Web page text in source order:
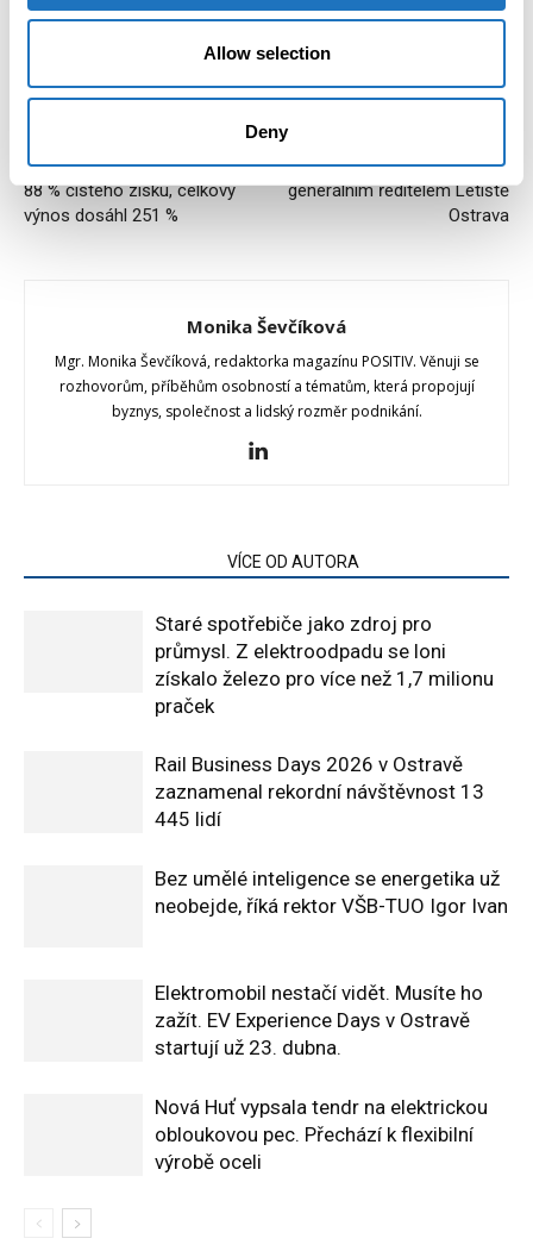
Allow selection
Deny
MONETA vyplatila akcionářům
88 % čistého zisku, celkový
výnos dosáhl 251 %
Martin Šturala novým
generálním ředitelem Letiště
Ostrava
Monika Ševčíková
Mgr. Monika Ševčíková, redaktorka magazínu POSITIV. Věnuji se
rozhovorům, příběhům osobností a tématům, která propojují
byznys, společnost a lidský rozměr podnikání.
VÍCE OD AUTORA
Staré spotřebiče jako zdroj pro
průmysl. Z elektroodpadu se loni
získalo železo pro více než 1,7 milionu
praček
Rail Business Days 2026 v Ostravě
zaznamenal rekordní návštěvnost 13
445 lidí
Bez umělé inteligence se energetika už
neobejde, říká rektor VŠB-TUO Igor Ivan
Elektromobil nestačí vidět. Musíte ho
zažít. EV Experience Days v Ostravě
startují už 23. dubna.
Nová Huť vypsala tendr na elektrickou
obloukovou pec. Přechází k flexibilní
výrobě oceli